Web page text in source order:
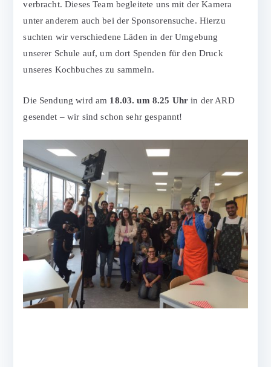
verbracht. Dieses Team begleitete uns mit der Kamera
unter anderem auch bei der Sponsorensuche. Hierzu
suchten wir verschiedene Läden in der Umgebung
unserer Schule auf, um dort Spenden für den Druck
unseres Kochbuches zu sammeln.
Die Sendung wird am 18.03. um 8.25 Uhr in der ARD
gesendet – wir sind schon sehr gespannt!